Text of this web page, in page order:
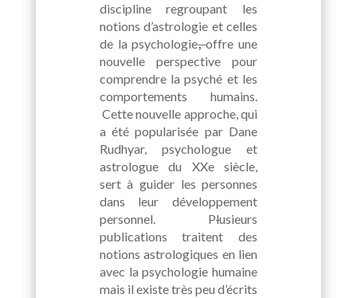
discipline regroupant les
notions d’astrologie et celles
de la psychologie, offre une
nouvelle perspective pour
comprendre la psyché et les
comportements humains.
Cette nouvelle approche, qui
a été popularisée par Dane
Rudhyar, psychologue et
astrologue du XXe siècle,
sert à guider les personnes
dans leur développement
personnel. Plusieurs
publications traitent des
notions astrologiques en lien
avec la psychologie humaine
mais il existe très peu d’écrits